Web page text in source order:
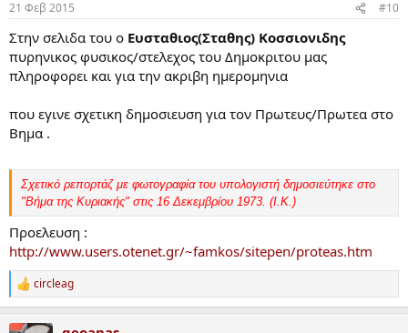
21 Φεβ 2015 #10
Στην σελιδα του ο Ευσταθιος(Σταθης) Κοσσιονιδης
πυρηνικος φυσικος/στελεχος του Δημοκριτου μας
πληροφορει και για την ακριβη ημερομηνια
που εγινε σχετικη δημοσιευση για τον Πρωτευς/Πρωτεα στο
Βημα .
Σχετικό ρεπορτάζ με φωτογραφία του υπολογιστή δημοσιεύτηκε στο
"Βήμα της Κυριακής" στις 16 Δεκεμβρίου 1973. (Ι.Κ.)
Προελευση :
http://www.users.otenet.gr/~famkos/sitepen/proteas.htm
R
e
circleag